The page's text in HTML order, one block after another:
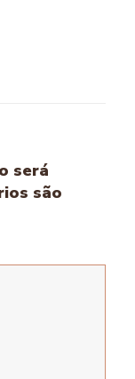
será
são